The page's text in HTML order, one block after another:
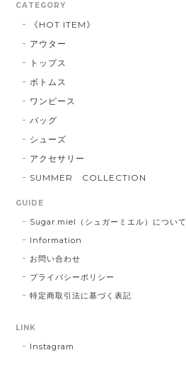
CATEGORY
《HOT ITEM》
アウター
トップス
ボトムス
ワンピース
バッグ
シューズ
アクセサリー
SUMMER COLLECTION
GUIDE
Sugar.miel（シュガーミエル）について
Information
お問い合わせ
プライバシーポリシー
特定商取引法に基づく表記
LINK
Instagram